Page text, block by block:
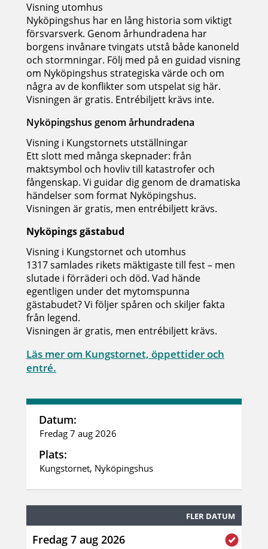
Visning utomhus
Nyköpingshus har en lång historia som viktigt
försvarsverk. Genom århundradena har
borgens invånare tvingats utstå både kanoneld
och stormningar. Följ med på en guidad visning
om Nyköpingshus strategiska värde och om
några av de konflikter som utspelat sig här.
Visningen är gratis. Entrébiljett krävs inte.
Nyköpingshus genom århundradena
Visning i Kungstornets utställningar
Ett slott med många skepnader: från
maktsymbol och hovliv till katastrofer och
fångenskap. Vi guidar dig genom de dramatiska
händelser som format Nyköpingshus.
Visningen är gratis, men entrébiljett krävs.
Nyköpings gästabud
Visning i Kungstornet och utomhus
1317 samlades rikets mäktigaste till fest – men
slutade i förräderi och död. Vad hände
egentligen under det mytomspunna
gästabudet? Vi följer spåren och skiljer fakta
från legend.
Visningen är gratis, men entrébiljett krävs.
Läs mer om Kungstornet, öppettider och
entré.
Datum:
Fredag 7 aug 2026
Plats:
Kungstornet, Nyköpingshus
FLER DATUM
Fredag 7 aug 2026